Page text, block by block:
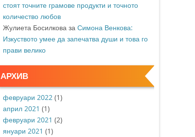
стоят точните грамове продукти и точното
количество любов
Жулиета Босилковаза Симона Венкова:
Изкуството умее да запечатва души и това го
прави велико
АРХИВ
февруари 2022(1)
април 2021 (1)
февруари 2021 (2)
януари 2021 (1)